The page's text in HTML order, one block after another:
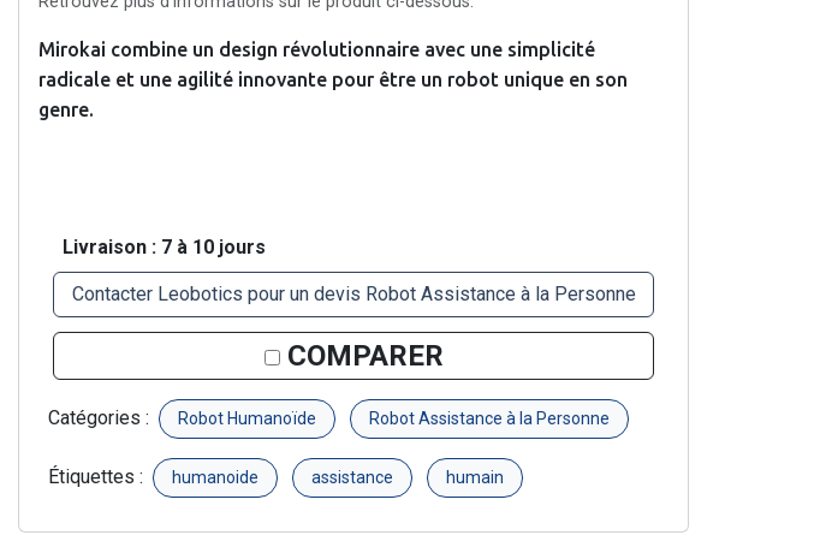
Mirokai combine un design révolutionnaire avec une simplicité
radicale et une agilité innovante pour être un robot unique en son
genre.
Livraison : 7 à 10 jours
Contacter Leobotics pour un devis Robot Assistance à la Personne
COMPARER
Catégories : Robot Humanoïde Robot Assistance à la Personne
Étiquettes : humanoide assistance humain